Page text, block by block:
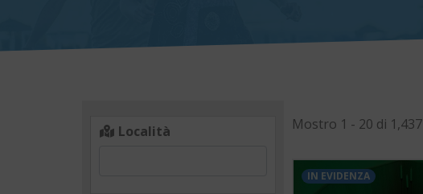
Mostro 1 - 20 di 1,437
IN EVIDENZA
Località